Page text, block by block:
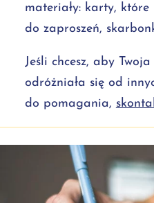
materiały: karty, które
do zaproszeń,
Jeśli chcesz, aby
odróżniała się od
do pomagania,